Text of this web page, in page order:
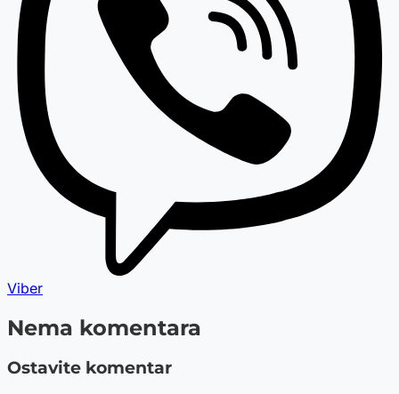
Viber
Nema komentara
Ostavite komentar